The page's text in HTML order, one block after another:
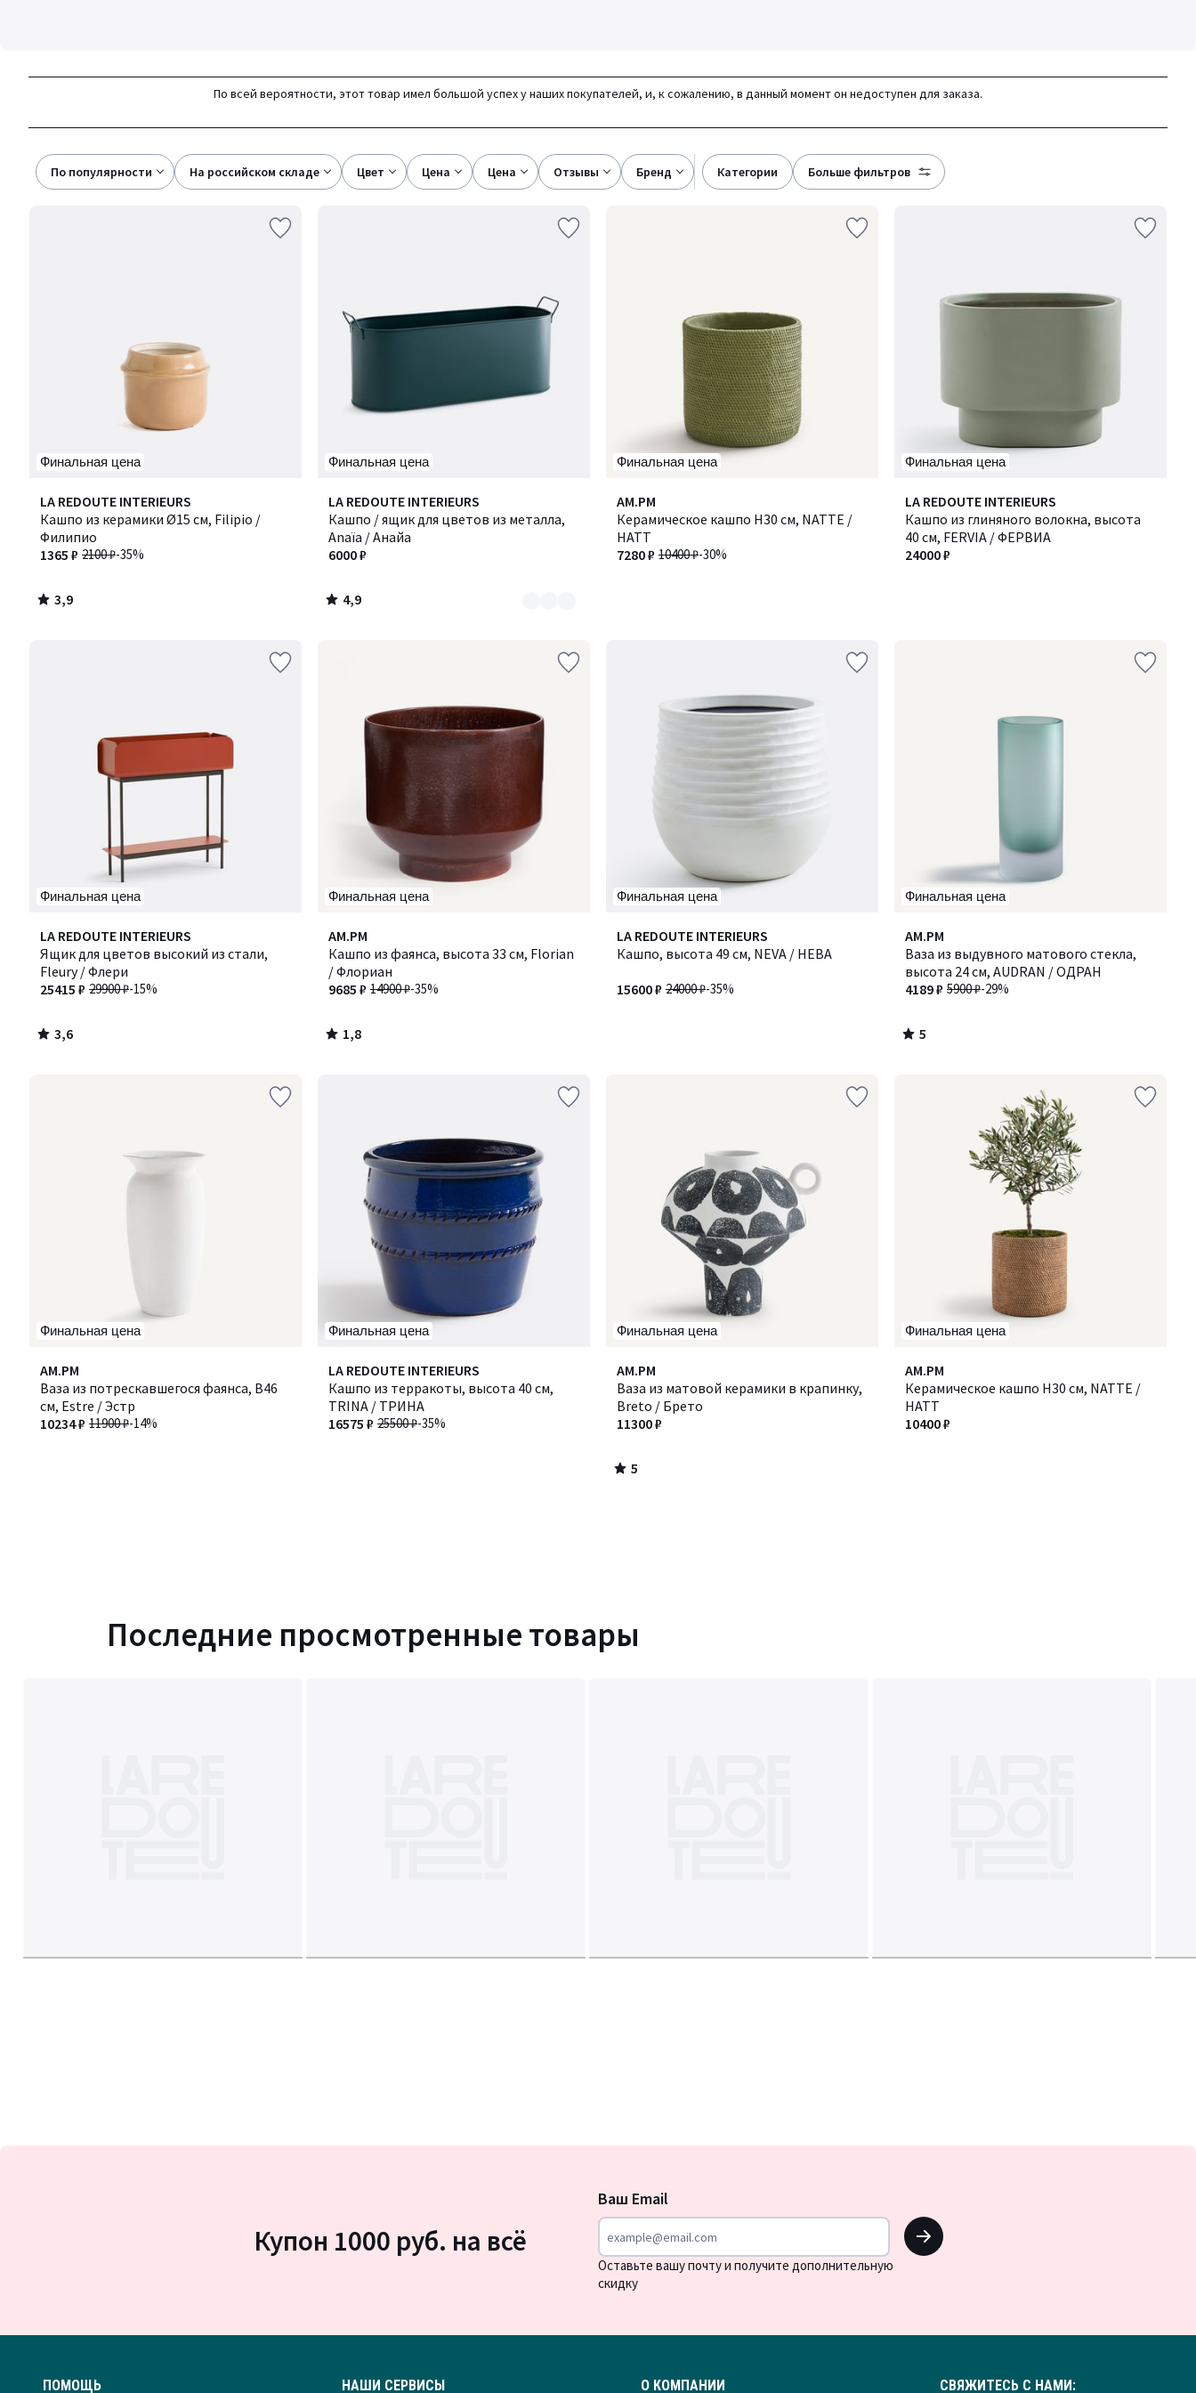
По всей вероятности, этот товар имел большой успех у наших покупателей, и, к сожалению, в данный момент он недоступен для заказа.
По популярности на российском складе цвет цена цена отзывы бренд категории больше фильтров
Финальная цена
LA REDOUTE INTERIEURS
Кашпо из керамики Ø15 см, Filipio /
Филипио
2100 ₽-35%
1365 ₽
3,9
/ 5
3,9
/
Финальная цена
LA REDOUTE INTERIEURS
Кашпо / ящик для цветов из металла,
Anaïa / Анайа
6000 ₽
4,9
/ 5
Количество
цветов:
2
4,9
/
Финальная цена
AM.PM
Керамическое кашпо H30 см, NATTE /
НАТТ
10400 ₽-30%
7280 ₽
Финальная цена
LA REDOUTE INTERIEURS
Кашпо из глиняного волокна, высота
40 см, FERVIA / ФЕРВИА
24000 ₽
Финальная цена
LA REDOUTE INTERIEURS
Ящик для цветов высокий из стали,
Fleury / Флери
29900 ₽-15%
25415 ₽
3,6
/ 5
3,6
/
Финальная цена
AM.PM
Кашпо из фаянса, высота 33 см, Florian
/ Флориан
14900 ₽-35%
9685 ₽
1,8
/ 5
1,8
/
Финальная цена
LA REDOUTE INTERIEURS
Кашпо, высота 49 см, NEVA / НЕВА
24000 ₽-35%
15600 ₽
Финальная цена
AM.PM
Ваза из выдувного матового стекла,
высота 24 см, AUDRAN / ОДРАН
5900 ₽-29%
4189 ₽
5
/
5
5
/
Финальная цена
AM.PM
Ваза из потрескавшегося фаянса, В46
см, Estre / Эстр
11900 ₽-14%
10234 ₽
Финальная цена
LA REDOUTE INTERIEURS
Кашпо из терракоты, высота 40 см,
TRINA / ТРИНА
25500 ₽-35%
16575 ₽
Финальная цена
AM.PM
Ваза из матовой керамики в крапинку,
Breto / Брето
11300 ₽
5
/
5
5
/
Финальная цена
AM.PM
Керамическое кашпо H30 см, NATTE /
НАТТ
10400 ₽
Последние просмотренные товары
новости
Купон 1000 руб. на всё
Ваш Email
OK
Оставьте вашу почту и получите дополнительную
скидку
ПОМОЩЬ НАШИ СЕРВИСЫ О КОМПАНИИ СВЯЖИТЕСЬ С НАМИ: